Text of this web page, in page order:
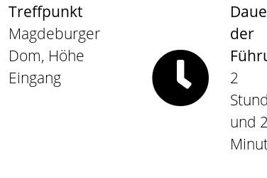
Treffpunkt
Magdeburger
Dom, Höhe
Eingang
der
2
und